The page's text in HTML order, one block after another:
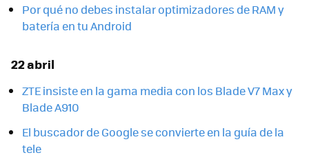
Por qué no debes instalar optimizadores de RAM y
batería en tu Android
22 abril
ZTE insiste en la gama media con los Blade V7 Max y
Blade A910
El buscador de Google se convierte en la guía de la
tele